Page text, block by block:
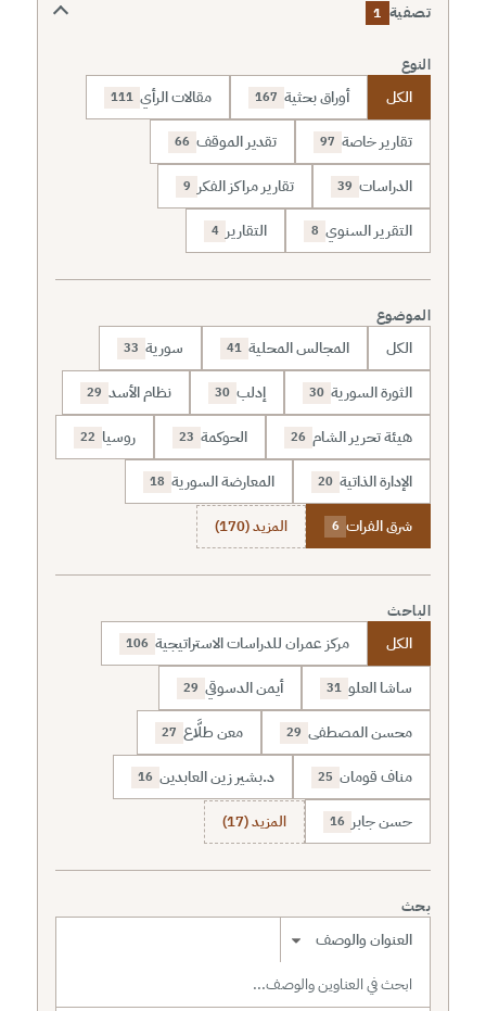
تصفية 1
النوع
الكل أوراق بحثية 167 مقالات الرأي 111
تقارير خاصة 97 تقدير الموقف 66
الدراسات 39 تقارير مراكز الفكر 9
التقرير السنوي 8 التقارير 4
الموضوع
الكل المجالس المحلية 41 سورية 33
الثورة السورية 30 إدلب 30 نظام الأسد 29
هيئة تحرير الشام 26 الحوكمة 23 روسيا 22
الإدارة الذاتية 20 المعارضة السورية 18
شرق الفرات 6 المزيد (170)
الباحث
الكل مركز عمران للدراسات الاستراتيجية 106
ساشا العلو 31 أيمن الدسوقي 29
محسن المصطفى 29 معن طلَّاع 27
مناف قومان 25 د.بشير زين العابدين 16
حسن جابر 16 المزيد (17)
بحث
نطاق البحث